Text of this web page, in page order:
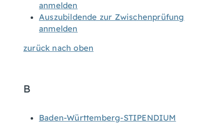
anmelden
Auszubildende zur Zwischenprüfung
anmelden
zurück nach oben
B
Baden-Württemberg-STIPENDIUM